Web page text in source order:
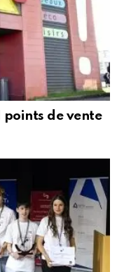
points de vente